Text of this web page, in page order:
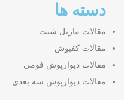
دسته ها
مقالات ماربل شیت
مقالات کفپوش
مقالات دیوارپوش فومی
مقالات دیوارپوش سه بعدی